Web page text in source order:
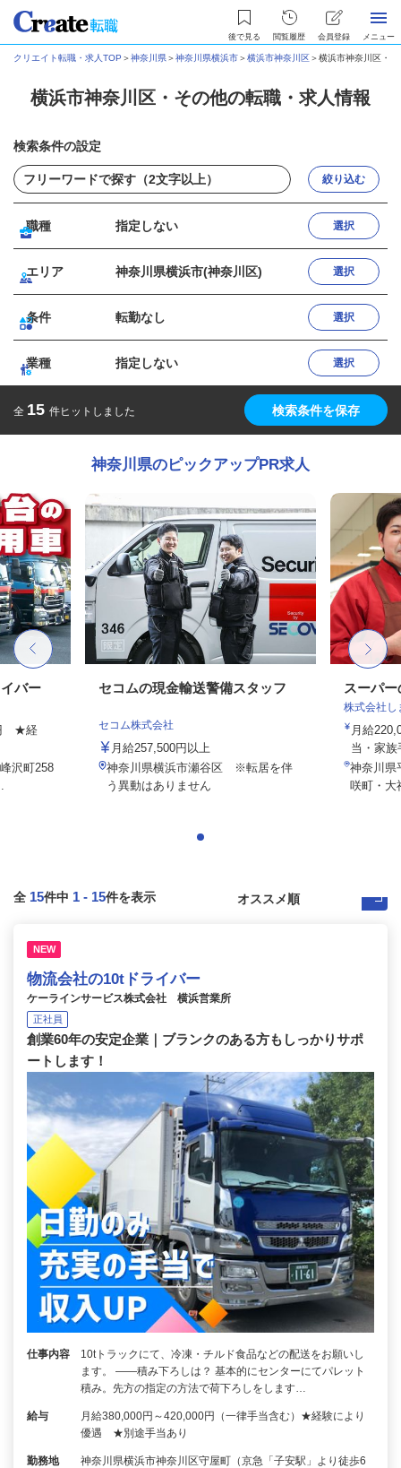
後で見る 閲覧履歴 会員登録 メニュー
クリエイト転職・求人TOP ＞神奈川県＞神奈川県横浜市＞横浜市神奈川区＞横浜市神奈川区・
横浜市神奈川区・その他の転職・求人情報
検索条件の設定
絞り込む
職種 指定しない 選択
エリア 神奈川県横浜市(神奈川区) 選択
条件 転勤なし 選択
業種 指定しない 選択
全 15 件ヒットしました 検索条件を保存
神奈川県のピックアップPR求人
バー
★経
沢町258
セコムの現金輸送警備スタッフ
セコム株式会社
月給257,500円以上
神奈川県横浜市瀬谷区 ※転居を伴
う異動はありません
スーパ
株式会社し
月給
当・家
神奈川県
咲町・大
全 15件中 1 - 15件を表示
NEW
物流会社の10tドライバー
ケーラインサービス株式会社 横浜営業所
正社員
創業60年の安定企業｜ブランクのある方もしっかりサポ
ートします！
仕事内容
10tトラックにて、冷凍・チルド食品などの配送をお願いし
ます。 ――積み下ろしは？ 基本的にセンターにてパレット
積み。先方の指定の方法で荷下ろしをします…
給与
月給380,000円～420,000円（一律手当含む）★経験により
優遇 ★別途手当あり
勤務地
神奈川県横浜市神奈川区守屋町（京急「子安駅」より徒歩6